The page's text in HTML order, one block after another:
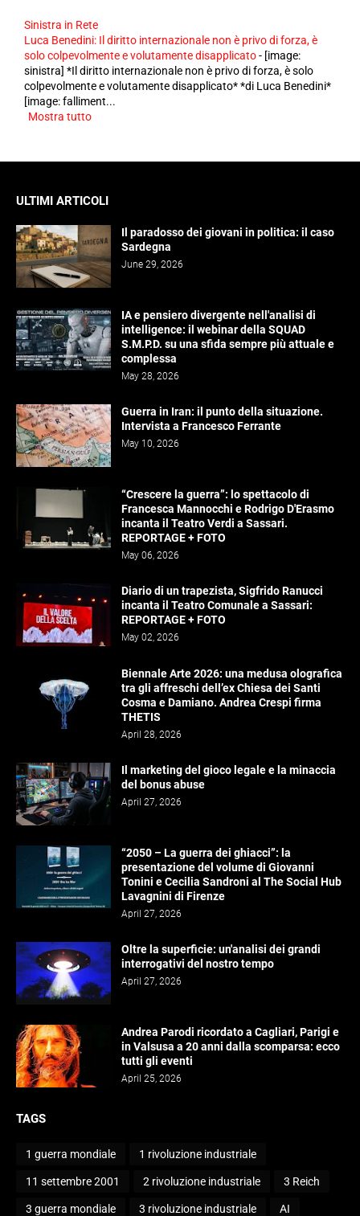
Sinistra in Rete
Luca Benedini: Il diritto internazionale non è privo di forza, è
solo colpevolmente e volutamente disapplicato- [image:
sinistra] *Il diritto internazionale non è privo di forza, è solo
colpevolmente e volutamente disapplicato* *di Luca Benedini*
[image: falliment...
Mostra tutto
ULTIMI ARTICOLI
Il paradosso dei giovani in politica: il caso
Sardegna
June 29, 2026
IA e pensiero divergente nell'analisi di
intelligence: il webinar della SQUAD
S.M.P.D. su una sfida sempre più attuale e
complessa
May 28, 2026
Guerra in Iran: il punto della situazione.
Intervista a Francesco Ferrante
May 10, 2026
“Crescere la guerra”: lo spettacolo di
Francesca Mannocchi e Rodrigo D'Erasmo
incanta il Teatro Verdi a Sassari.
REPORTAGE + FOTO
May 06, 2026
Diario di un trapezista, Sigfrido Ranucci
incanta il Teatro Comunale a Sassari:
REPORTAGE + FOTO
May 02, 2026
Biennale Arte 2026: una medusa olografica
tra gli affreschi dell’ex Chiesa dei Santi
Cosma e Damiano. Andrea Crespi firma
THETIS
April 28, 2026
Il marketing del gioco legale e la minaccia
del bonus abuse
April 27, 2026
“2050 – La guerra dei ghiacci”: la
presentazione del volume di Giovanni
Tonini e Cecilia Sandroni al The Social Hub
Lavagnini di Firenze
April 27, 2026
Oltre la superficie: un'analisi dei grandi
interrogativi del nostro tempo
April 27, 2026
Andrea Parodi ricordato a Cagliari, Parigi e
in Valsusa a 20 anni dalla scomparsa: ecco
tutti gli eventi
April 25, 2026
TAGS
1 guerra mondiale 1 rivoluzione industriale
11 settembre 2001 2 rivoluzione industriale 3 Reich
3 guerra mondiale 3 rivoluzione industriale AI